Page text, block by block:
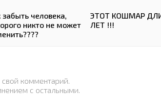
забыть человека,
никто не может
ЭТОТ КОШМАР
ЛЕТ !!!
комментарий.
с остальными.